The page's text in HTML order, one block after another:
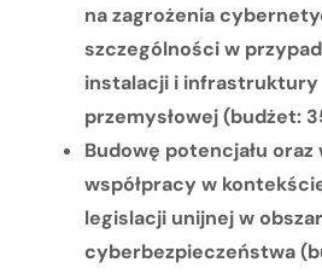
na zagrożenia
szczególności w
instalacji i infrastruktury
przemysłowej (budżet:
Budowę potencjału oraz
współpracy w
legislacji unijnej w
cyberbezpieczeństwa